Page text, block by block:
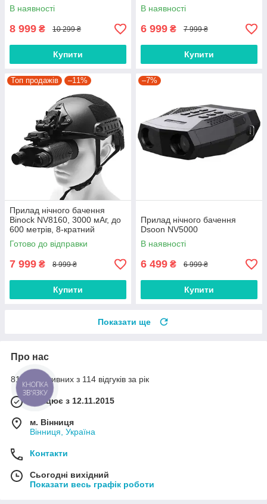
В наявності
8 999 ₴ 10 299 ₴
Купити
В наявності
6 999 ₴ 7 999 ₴
Купити
Топ продажів –11%
Прилад нічного бачення
Binock NV8160, 3000 мАг, до
600 метрів, 8-кратний
цифровий зум
Готово до відправки
7 999 ₴ 8 999 ₴
Купити
–7%
Прилад нічного бачення
Dsoon NV5000
В наявності
6 499 ₴ 6 999 ₴
Купити
Показати ще
Про нас
81% позитивних з 114 відгуків за рік
Працює з 12.11.2015
м. Вінниця
Вінниця, Україна
Контакти
Сьогодні вихідний
Показати весь графік роботи
КНОПКА
ЗВ'ЯЗКУ